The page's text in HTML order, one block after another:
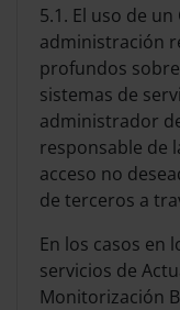
5.1. El uso de
administración
profundos
sistemas de
administrador
responsable de
acceso no
de terceros a
En los casos en
servicios de
Monitorización